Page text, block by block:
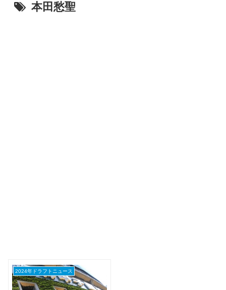
本田愁聖
2024年ドラフトニュース